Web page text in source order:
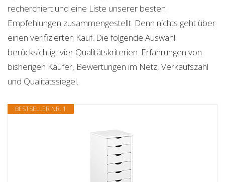
recherchiert und eine Liste unserer besten
Empfehlungen zusammengestellt. Denn nichts geht über
einen verifizierten Kauf. Die folgende Auswahl
berücksichtigt vier Qualitätskriterien. Erfahrungen von
bisherigen Käufer, Bewertungen im Netz, Verkaufszahl
und Qualitätssiegel.
BESTSELLER NR. 1